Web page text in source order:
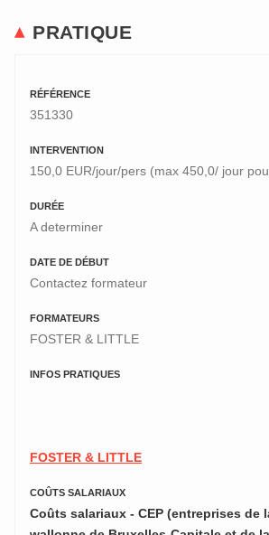
PRATIQUE
RÉFÉRENCE
351330
INTERVENTION
150,0 EUR/jour/pers (max 450,0/ jour
DURÉE
A determiner
DATE DE DÉBUT
Contactez formateur
FORMATEURS
FOSTER & LITTLE
INFOS PRATIQUES
FOSTER & LITTLE
COÛTS SALARIAUX
Coûts salariaux - CEP (entreprises de